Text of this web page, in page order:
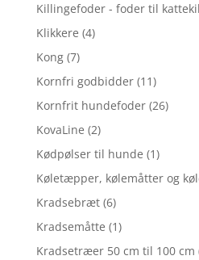
Killingefoder - foder til
Klikkere (4)
Kong (7)
Kornfri godbidder (11)
Kornfrit hundefoder (26)
KovaLine (2)
Kødpølser til hunde (1)
Køletæpper, kølemåtter og
Kradsebræt (6)
Kradsemåtte (1)
Kradsetræer 50 cm til 100 cm